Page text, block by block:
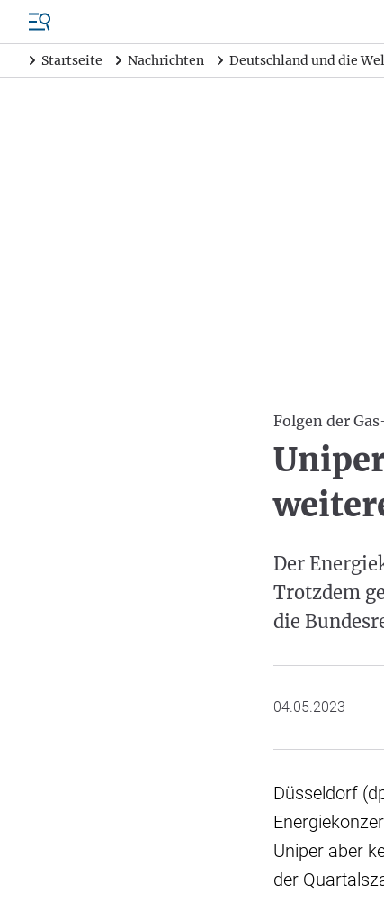
Startseite Nachrichten Deutschland und die
Folgen der
Der
Trotzdem
die
04.05.2023
Düsseldorf
Uniper aber
der